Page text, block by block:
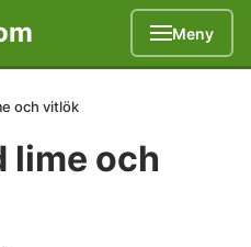
Meny
och vitlök
lime och